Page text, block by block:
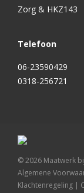
Zorg & HKZ143
Telefoon
06-23590429
0318-256721
©2026 Maatwerk
Algemene
Klachtenregeling |